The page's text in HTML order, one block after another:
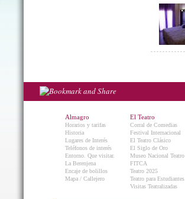
Almagro
Horarios y tarifas
Historia
Lugares de Interés
Teléfonos de interés
Entorno. Que visitar.
La Berenjena
Encaje de bolillos
Mapa / Callejero
El Teatro
Corral de Comedias
Festival Internacional
El Teatro Clásico
El Siglo de Oro
Museo Nacional Teatro
FITCA
Teatro 2025
Teatro para Estudiantes
Visitas Teatralizadas